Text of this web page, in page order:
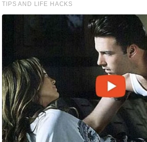
g
N
ला
इ
फ
स्टा
इ
ल